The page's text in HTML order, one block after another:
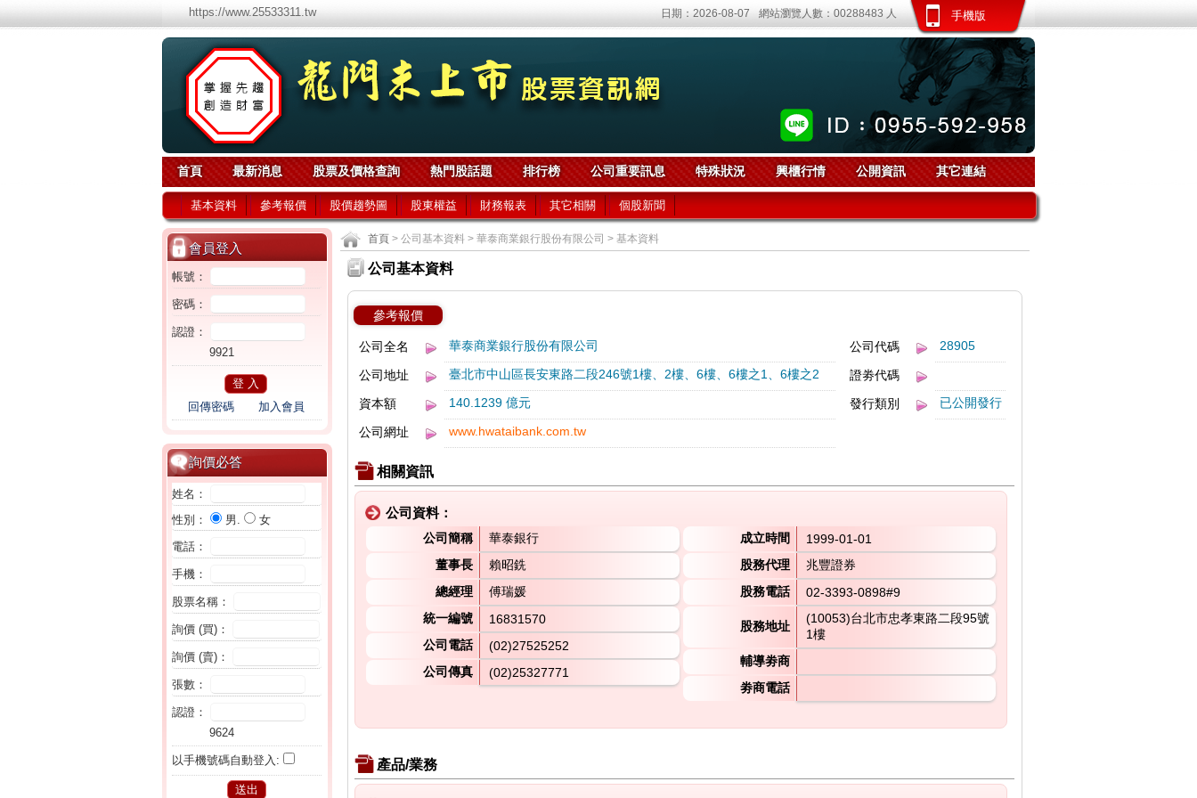
https://www.25533311.tw 手機版
網站瀏覽人數：00288483 人
日期：2026-08-07
首頁 最新消息 股票及價格查詢 熱門股話題 排行榜 公司重要訊息 特殊狀況 興櫃行情 公開資訊 其它連結
基本資料 參考報價 股價趨勢圖 股東權益 財務報表 其它相關 個股新聞
會員登入
帳號：
密碼：
認證：
9921
回傳密碼 加入會員
詢價必答
姓名：
性別：
男.
女
電話：
手機：
股票名稱：
詢價 (買)：
詢價 (賣)：
張數：
認證：
9624
以手機號碼自動登入:
首頁> 公司基本資料 > 華泰商業銀行股份有限公司 > 基本資料
公司基本資料
參考報價
公司全名 華泰商業銀行股份有限公司 公司代碼 28905
公司地址 臺北市中山區長安東路二段246號1樓、2樓、6樓、6樓之1、6樓之2
證劵代碼
資本額
140.1239 億元 發行類別 已公開發行
公司網址 www.hwataibank.com.tw
相關資訊
公司資料：
公司簡稱
華泰銀行
董事長
賴昭銑
總經理
傅瑞媛
統一編號
16831570
公司電話
(02)27525252
公司傳真
(02)25327771
成立時間
1999-01-01
股務代理
兆豐證券
股務電話
02-3393-0898#9
股務地址
(10053)台北市忠孝東路二段95號
1樓
輔導劵商
劵商電話
產品/業務